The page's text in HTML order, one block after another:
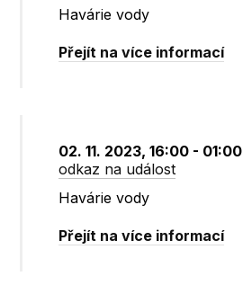
Havárie vody
Přejít na více informací
02. 11. 2023, 16:00 - 01:00
odkaz na událost
Havárie vody
Přejít na více informací